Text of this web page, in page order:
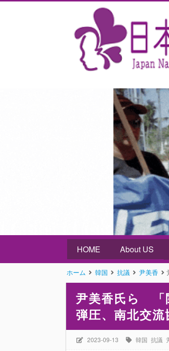
HOME About US
ホーム 韓国 抗議 尹美香
尹美香氏ら 「
弾圧、南北交流
2023-09-13 韓国 抗議